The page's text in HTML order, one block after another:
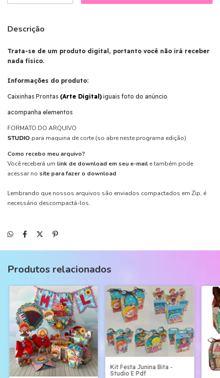
Descrição
Trata-se de um produto digital, portanto você não irá receber
nada físico.
Informações do produto:
Caixinhas Prontas (Arte Digital) iguais foto do anúncio
acompanha elementos
FORMATO DO ARQUIVO
STUDIO para maquina de corte (so abre neste programa edição)
Como recebo meu arquivo?
Você receberá um link de download em seu e-mail e também pode
acessar no site para fazer o download
Lembrando que nossos arquivos são enviados compactados em Zip, é
necessário descompactá-los.
Produtos relacionados
Kit Festa Junina Bita -
Studio E Pdf